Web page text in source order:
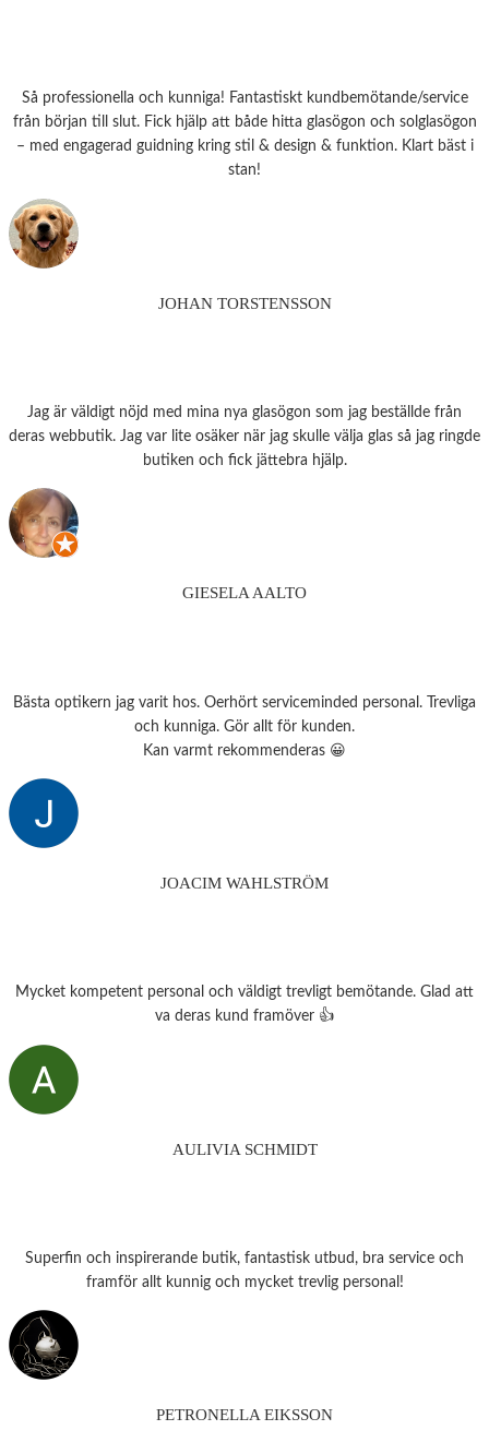
Så professionella och kunniga! Fantastiskt kundbemötande/service
från början till slut. Fick hjälp att både hitta glasögon och solglasögon
– med engagerad guidning kring stil & design & funktion. Klart bäst i
stan!
JOHAN TORSTENSSON
Jag är väldigt nöjd med mina nya glasögon som jag beställde från
deras webbutik. Jag var lite osäker när jag skulle välja glas så jag ringde
butiken och fick jättebra hjälp.
GIESELA AALTO
Bästa optikern jag varit hos. Oerhört serviceminded personal. Trevliga
och kunniga. Gör allt för kunden.
Kan varmt rekommenderas 😀
JOACIM WAHLSTRÖM
Mycket kompetent personal och väldigt trevligt bemötande. Glad att
va deras kund framöver 👍
AULIVIA SCHMIDT
Superfin och inspirerande butik, fantastisk utbud, bra service och
framför allt kunnig och mycket trevlig personal!
PETRONELLA EIKSSON